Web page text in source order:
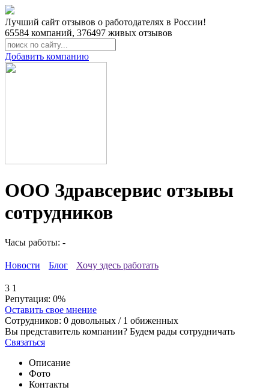
Лучший сайт отзывов о работодателях в России!
65584 компаний, 376497 живых отзывов
Добавить компанию
ООО Здравсервис отзывы
сотрудников
Часы работы: -
Новости Блог Хочу здесь работать
3 1
Репутация: 0%
Оставить свое мнение
Сотрудников: 0 довольных / 1 обиженных
Вы представитель компании? Будем рады сотрудничать
Связаться
Описание
Фото
Контакты